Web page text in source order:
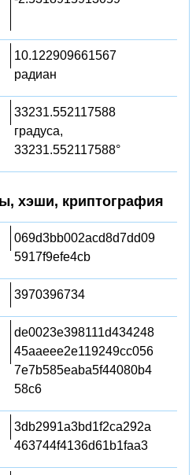
10.122909661567
радиан
33231.552117588
градуса,
33231.552117588°
хэши, криптография
069d3bb002acd8d7dd09
5917f9efe4cb
3970396734
de0023e398111d434248
45aaeee2e119249cc056
7e7b585eaba5f44080b4
58c6
3db2991a3bd1f2ca292a
463744f4136d61b1faa3